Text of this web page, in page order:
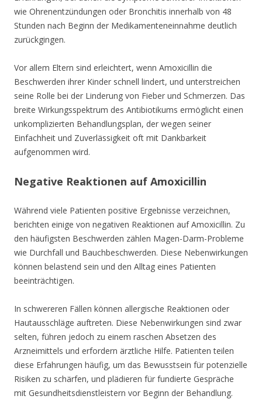
wie Ohrenentzündungen oder Bronchitis innerhalb von 48
Stunden nach Beginn der Medikamenteneinnahme deutlich
zurückgingen.
Vor allem Eltern sind erleichtert, wenn Amoxicillin die
Beschwerden ihrer Kinder schnell lindert, und unterstreichen
seine Rolle bei der Linderung von Fieber und Schmerzen. Das
breite Wirkungsspektrum des Antibiotikums ermöglicht einen
unkomplizierten Behandlungsplan, der wegen seiner
Einfachheit und Zuverlässigkeit oft mit Dankbarkeit
aufgenommen wird.
Negative Reaktionen auf Amoxicillin
Während viele Patienten positive Ergebnisse verzeichnen,
berichten einige von negativen Reaktionen auf Amoxicillin. Zu
den häufigsten Beschwerden zählen Magen-Darm-Probleme
wie Durchfall und Bauchbeschwerden. Diese Nebenwirkungen
können belastend sein und den Alltag eines Patienten
beeinträchtigen.
In schwereren Fällen können allergische Reaktionen oder
Hautausschläge auftreten. Diese Nebenwirkungen sind zwar
selten, führen jedoch zu einem raschen Absetzen des
Arzneimittels und erfordern ärztliche Hilfe. Patienten teilen
diese Erfahrungen häufig, um das Bewusstsein für potenzielle
Risiken zu schärfen, und plädieren für fundierte Gespräche
mit Gesundheitsdienstleistern vor Beginn der Behandlung.